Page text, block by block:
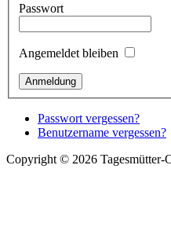
Passwort
Angemeldet bleiben
Passwort vergessen?
Benutzername vergessen?
Copyright © 2026 Tagesmütter-